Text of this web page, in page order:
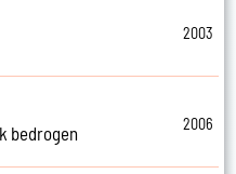
2003
bedrogen
2006